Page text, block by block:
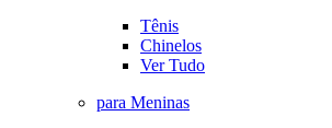
Tênis
Chinelos
Ver Tudo
para Meninas